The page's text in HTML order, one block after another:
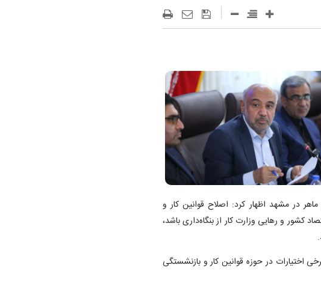
در مشهد اظهار کرد: اصلاح قوانین کار و
کشور و رهایی وزارت کار از بنگاه‌داری باشد،
اختیارات در حوزه قوانین کار و بازنشستگی